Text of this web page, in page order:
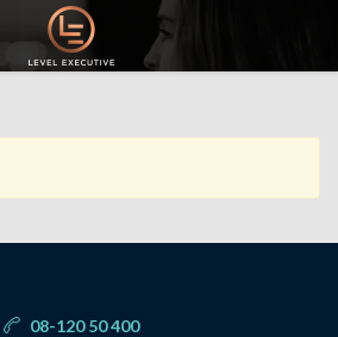
08-120 50 400